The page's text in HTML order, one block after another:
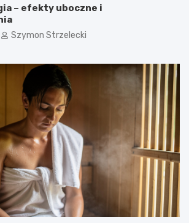
– efekty uboczne i
Szymon Strzelecki